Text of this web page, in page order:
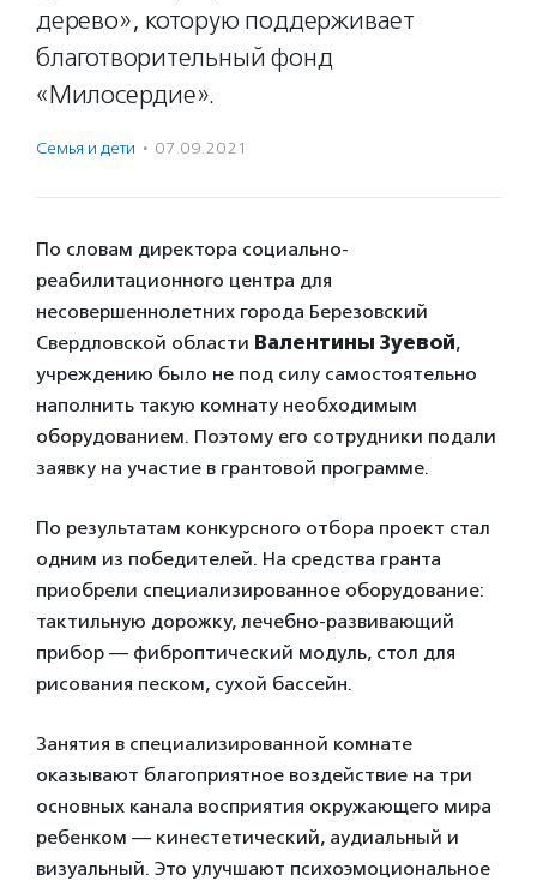
дерево», которую поддерживает
благотворительный фонд
«Милосердие».
Семья и дети · 07.09.2021
По словам директора социально-
реабилитационного центра для
несовершеннолетних города Березовский
Свердловской области Валентины Зуевой,
учреждению было не под силу самостоятельно
наполнить такую комнату необходимым
оборудованием. Поэтому его сотрудники подали
заявку на участие в грантовой программе.
По результатам конкурсного отбора проект стал
одним из победителей. На средства гранта
приобрели специализированное оборудование:
тактильную дорожку, лечебно-развивающий
прибор — фиброптический модуль, стол для
рисования песком, сухой бассейн.
Занятия в специализированной комнате
оказывают благоприятное воздействие на три
основных канала восприятия окружающего мира
ребенком — кинестетический, аудиальный и
визуальный. Это улучшают психоэмоциональное